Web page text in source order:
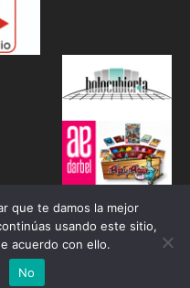
Awaken by
que te damos la mejor
usando este sitio,
acuerdo con ello.
No